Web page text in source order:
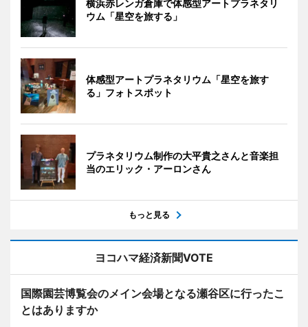
横浜赤レンガ倉庫で体感型アートプラネタリ
ウム「星空を旅する」
体感型アートプラネタリウム「星空を旅す
る」フォトスポット
プラネタリウム制作の大平貴之さんと音楽担
当のエリック・アーロンさん
もっと見る
ヨコハマ経済新聞VOTE
国際園芸博覧会のメイン会場となる瀬谷区に行ったこ
とはありますか